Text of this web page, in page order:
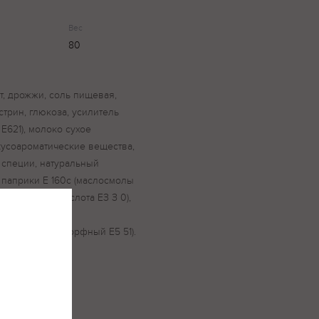
Вес
80
дрожжи, соль пищевая,
глюкоза, усилитель
молоко сухое
вещества,
натуральный
Е 160с (маслосмолы
(лимонная кислота ЕЗ З 0),
кремния аморфный Е5 51).